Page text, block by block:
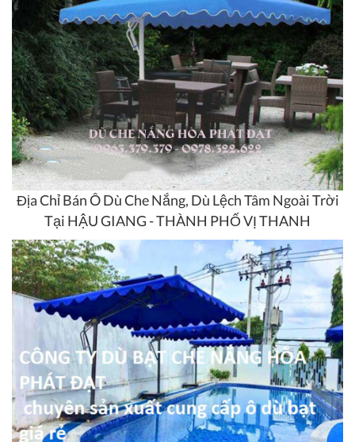
Địa Chỉ Bán Ô Dù Che Nắng, Dù Lệch Tâm Ngoài Trời
Tại HẬU GIANG - THÀNH PHỐ VỊ THANH